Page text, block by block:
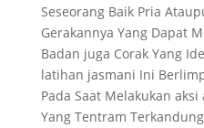
Seseorang Baik Pria
Gerakannya Yang Dapat
Badan juga Corak Yang
latihan jasmani Ini
Pada Saat Melakukan
Yang Tentram